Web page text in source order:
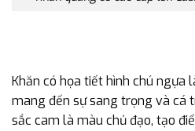
Khăn có họa tiết hình chú ngựa
mang đến sự sang trọng và cá
sắc cam là màu chủ đạo, tạo